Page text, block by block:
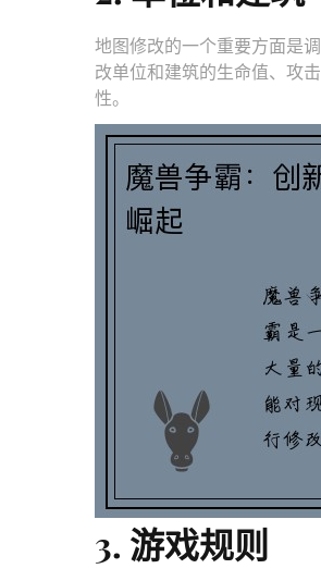
地图修改的一个重要方面是
改单位和建筑的生命值、攻
性。
3. 游戏规则